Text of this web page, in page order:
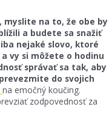
myslite na to, že obe by
a budete sa snažiť
nejaké slovo, ktoré
vy si môžete o hodinu
správať sa tak, aby
do svojich
na emočný koučing.
zodpovednosť za